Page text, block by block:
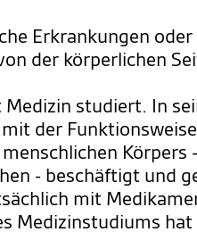
Erkrankungen
der körperlichen
Medizin studiert. In
der
Körpers
- beschäftigt und
mit
Medizinstudiums